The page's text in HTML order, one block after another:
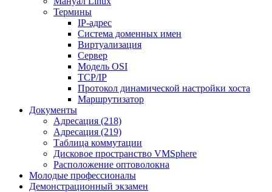
Термины
IP-адрес
Система доменных имен
Виртуализация
Сервер
Модель OSI
TCP/IP
Протокол динамической настройки хоста
Маршрутизатор
Документы
Адресация (218)
Адресация (219)
Таблица коммутации
Дисковое пространство VMSphere
Расположение оптоволокна
Молодые профессионалы
Демонстрационный экзамен